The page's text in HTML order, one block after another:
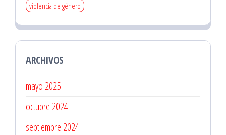
violencia de género
ARCHIVOS
mayo 2025
octubre 2024
septiembre 2024